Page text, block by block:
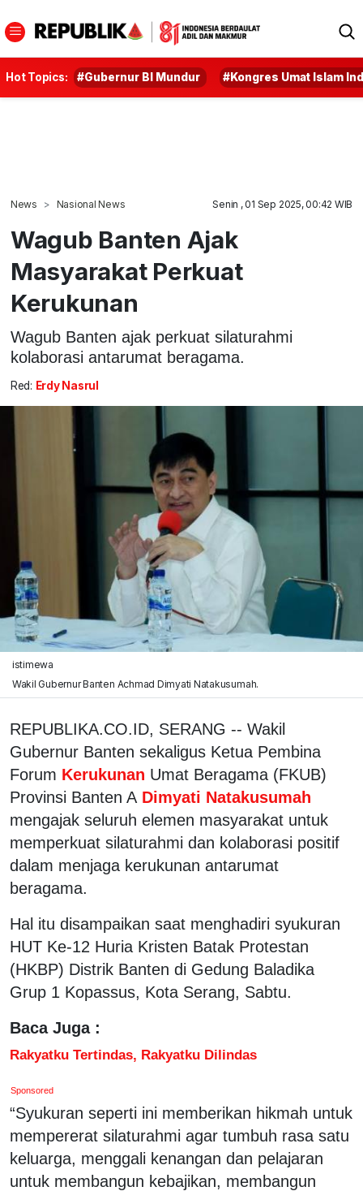
Hot Topics: #Gubernur BI Mundur #Kongres Umat Islam
News Nasional News Senin , 01 Sep 2025, 00:42 WIB
Wagub Banten Ajak
Masyarakat Perkuat
Kerukunan
Wagub Banten ajak perkuat silaturahmi
kolaborasi antarumat beragama.
Red: Erdy Nasrul
istimewa
Wakil Gubernur Banten Achmad Dimyati Natakusumah.
REPUBLIKA.CO.ID, SERANG -- Wakil
Gubernur Banten sekaligus Ketua Pembina
Forum Kerukunan Umat Beragama (FKUB)
Provinsi Banten A Dimyati Natakusumah
mengajak seluruh elemen masyarakat untuk
memperkuat silaturahmi dan kolaborasi positif
dalam menjaga kerukunan antarumat
beragama.
Hal itu disampaikan saat menghadiri syukuran
HUT Ke-12 Huria Kristen Batak Protestan
(HKBP) Distrik Banten di Gedung Baladika
Grup 1 Kopassus, Kota Serang, Sabtu.
Baca Juga :
Rakyatku Tertindas, Rakyatku Dilindas
Sponsored
“Syukuran seperti ini memberikan hikmah untuk
mempererat silaturahmi agar tumbuh rasa satu
keluarga, menggali kenangan dan pelajaran
untuk membangun kebajikan, membangun